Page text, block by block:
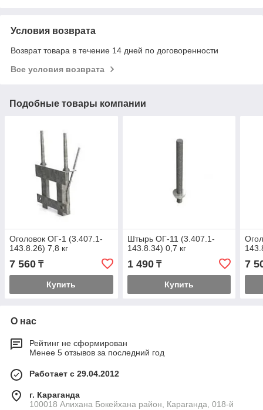
Условия возврата
Возврат товара в течение 14 дней по договоренности
Все условия возврата
Подобные товары компании
Оголовок ОГ-1 (3.407.1-
143.8.26) 7,8 кг
7 560 ₸
Купить
Штырь ОГ-11 (3.407.1-
143.8.34) 0,7 кг
1 490₸
Купить
7
О нас
Рейтинг не сформирован
Менее 5 отзывов за последний год
Работает с 29.04.2012
г. Караганда
100018 Алихана Бокейхана район, Караганда, 018-й